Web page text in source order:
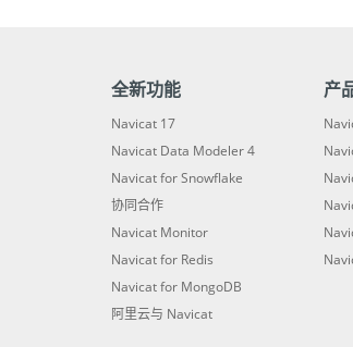
全新功能
Navicat 17
Navicat Data Modeler 4
Navicat for Snowflake
协同合作
Navicat Monitor
Navicat for Redis
Navicat for MongoDB
阿里云与 Navicat
产